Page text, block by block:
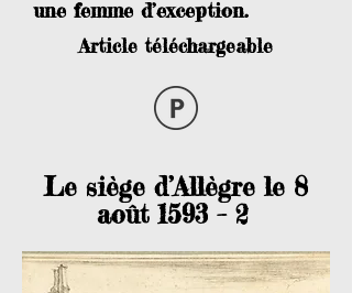
une femme d’exception.
Article téléchargeable
Le siège d’Allègre le 8
août 1593 – 2